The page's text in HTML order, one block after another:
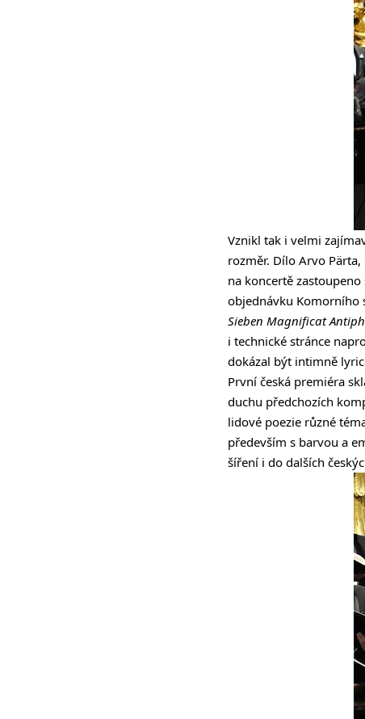
Vznikl tak i velmi
rozměr. Dílo Arvo
na koncertě zastoupeno
objednávku Komorního
Sieben Magnificat
i technické stránce
dokázal být intimně
První česká premiéra
duchu předchozích
lidové poezie různé
především s barvou a
šíření i do dalších